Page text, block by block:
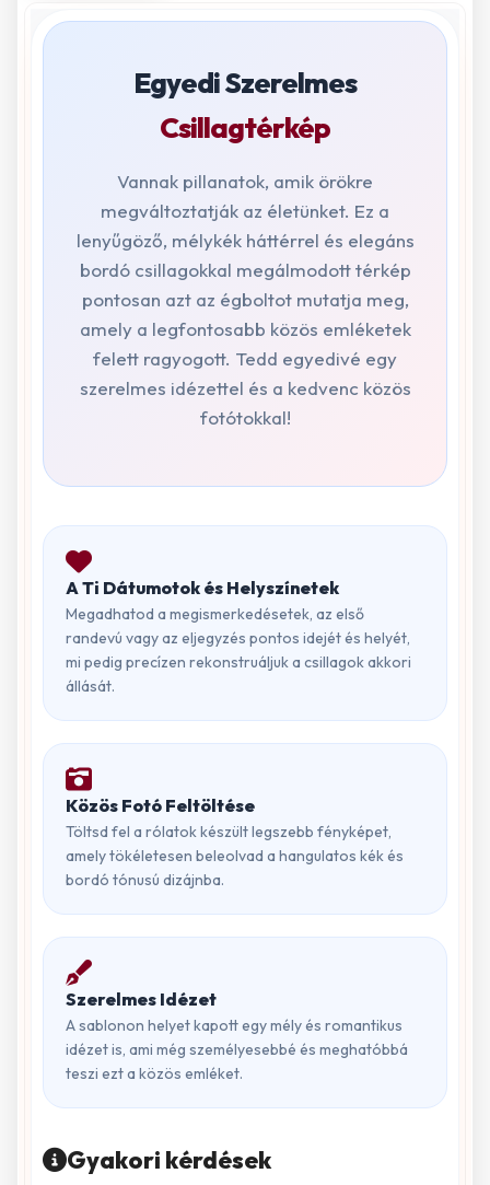
Egyedi Szerelmes
Csillagtérkép
Vannak pillanatok, amik örökre
megváltoztatják az életünket. Ez a
lenyűgöző, mélykék háttérrel és elegáns
bordó csillagokkal megálmodott térkép
pontosan azt az égboltot mutatja meg,
amely a legfontosabb közös emléketek
felett ragyogott. Tedd egyedivé egy
szerelmes idézettel és a kedvenc közös
fotótokkal!
A Ti Dátumotok és Helyszínetek
Megadhatod a megismerkedésetek, az első
randevú vagy az eljegyzés pontos idejét és helyét,
mi pedig precízen rekonstruáljuk a csillagok akkori
állását.
Közös Fotó Feltöltése
Töltsd fel a rólatok készült legszebb fényképet,
amely tökéletesen beleolvad a hangulatos kék és
bordó tónusú dizájnba.
Szerelmes Idézet
A sablonon helyet kapott egy mély és romantikus
idézet is, ami még személyesebbé és meghatóbbá
teszi ezt a közös emléket.
Gyakori kérdések